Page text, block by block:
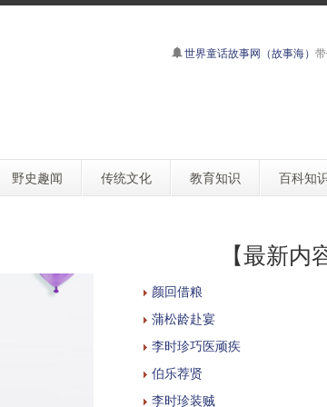
世界童话故事网（故事海）
野史趣闻 传统文化 教育知识 百科知
【最新内
颜回借粮
蒲松龄赴宴
李时珍巧医顽疾
伯乐荐贤
李时珍装贼